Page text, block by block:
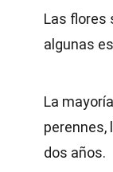
Las flores
algunas
La
perennes,
dos años.